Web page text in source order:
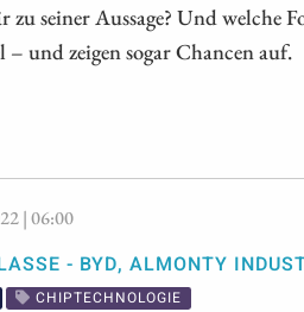
zu seiner Aussage? Und
und zeigen sogar Chancen auf.
| 06:00
- BYD, ALMONTY
CHIPTECHNOLOGIE